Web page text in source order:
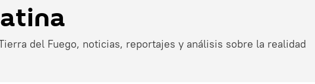
del Fuego, noticias, reportajes y análisis sobre la realidad